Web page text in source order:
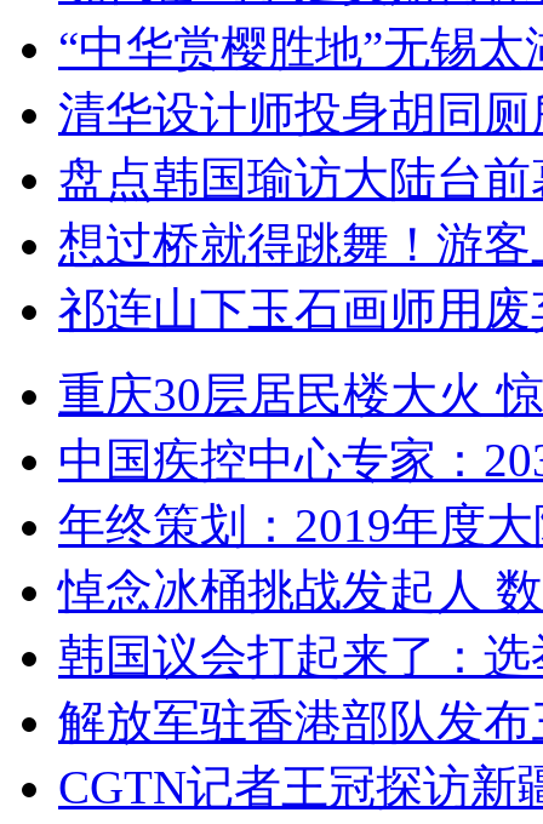
“中华赏樱胜地”无锡
清华设计师投身胡同
盘点韩国瑜访大陆台
想过桥就得跳舞！游客
祁连山下玉石画师用
重庆30层居民楼大火
中国疾控中心专家：
年终策划：2019年度
悼念冰桶挑战发起人
韩国议会打起来了：
解放军驻香港部队发
CGTN记者王冠探访新